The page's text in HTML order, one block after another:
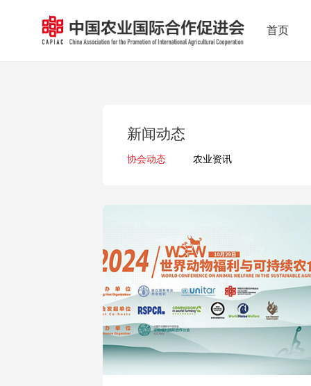
首页
新闻动态
协会动态 农业资讯